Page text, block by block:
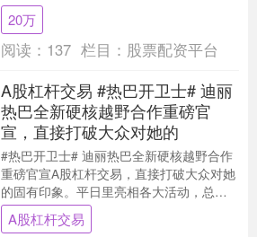
能表现和前沿的科技配置，迅速赢得了大
量粉丝的....
20万
阅读： 137 栏目： 股票配资平台
A股杠杆交易 #热巴开卫士# 迪丽
热巴全新硬核越野合作重磅官
宣，直接打破大众对她的
#热巴开卫士# 迪丽热巴全新硬核越野合作
重磅官宣A股杠杆交易，直接打破大众对她
的固有印象。平日里亮相各大活动，总能
从容驾驭各类精致高奢造型，此番跨界涉
足硬派越野....
A股杠杆交易